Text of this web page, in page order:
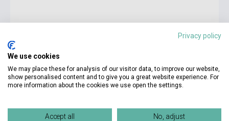
Privacy policy
We use cookies
We may place these for analysis of our visitor data, to improve our website,
show personalised content and to give you a great website experience. For
more information about the cookies we use open the settings.
Accept all No, adjust